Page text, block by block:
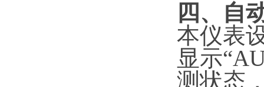
四 、自
本仪表
显示
测状态